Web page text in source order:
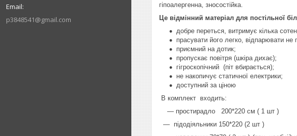
p3848541@gmail.com
гіпоалергенна, зносостійка.
Це відмінний матеріал для постільної
добре переться, витримує кілька
прасувати його легко, відпарювати не
приємний на дотик;
пропускає повітря (шкіра дихає);
гігроскопічний (піт вбирається);
не накопичує статичної електрики;
доступний за ціною
В комплект входить:
― простирадло 200*220 см ( 1 шт )
― підодіяльники 150*220 (2 шт )